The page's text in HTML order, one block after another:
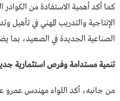
كما أكد أهمية الاستفادة من الكوادر
الإنتاجية والتدريب المهني في تأهيل
الصناعية الجديدة في الصعيد، بما
تنمية مستدامة وفرص استثمارية
من جانبه، أكد اللواء مهندس عمرو